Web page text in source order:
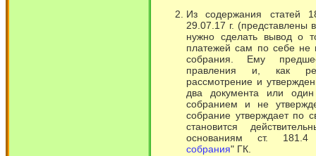
Из содержания
29.07.17 г.
нужно сделать вывод о
платежей сам по себе не
собрания. Ему
правления и, как
рассмотрение и
два документа или
собранием и не
собрание утверждает по
становится
основаниям ст.
собрания" ГК.